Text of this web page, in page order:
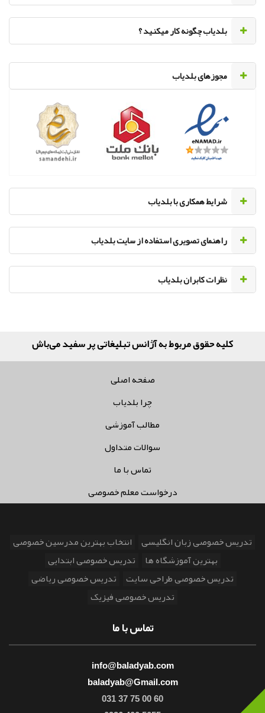
‌بلدیاب چگونه کار میکنید ؟
مجوزهای بلدیاب
‌شرایط همکاری با بلدیاب
راهنمای تصویری استفاده از سایت بلدیاب
نظرات کابران بلدیاب
کلیه حقوق مربوط به آژانس تبلیغاتی پر سفید می‌باشد
صفحه اصلی
چرا بلدیاب
مطالب آموزشی
سوالات متداول
تماس با ما
درخواست معلم خصوصی
تدریس خصوصی زبان انگلیسی انتخاب بهترین مدرسین خصوصی
بهترین آموزشگاه ها تدریس خصوصی ابتدایی
تدریس خصوصی طراحی سایت تدریس خصوصی ریاضی
تدریس خصوصی فیزیک
تماس با ما
info@baladyab.com
baladyab@Gmail.com
031 37 75 00 60